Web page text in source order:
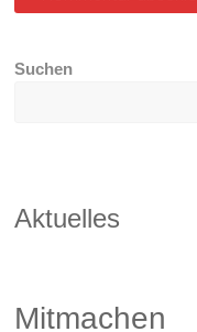
Suchen
Aktuelles
Mitmachen